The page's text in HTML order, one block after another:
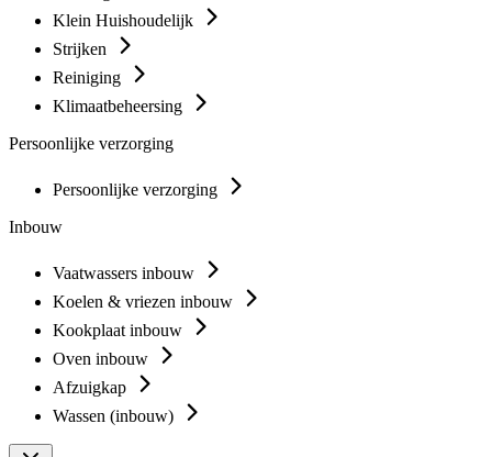
Klein Huishoudelijk
Strijken
Reiniging
Klimaatbeheersing
Persoonlijke verzorging
Persoonlijke verzorging
Inbouw
Vaatwassers inbouw
Koelen & vriezen inbouw
Kookplaat inbouw
Oven inbouw
Afzuigkap
Wassen (inbouw)